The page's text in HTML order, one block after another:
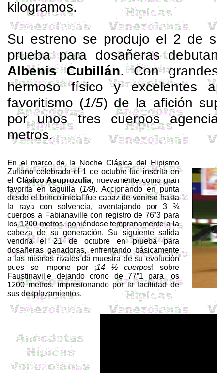
kilogramos.
Su estreno se produjo el 2 de
prueba para dosañeras
Albenis
Cubillán. Con
hermoso físico y excelentes
favoritismo (1/5) de la afición
por unos tres cuerpos
metros.
En el marco de la Noche Clásica del Hipismo
Zuliano celebrada el 1 de octubre fue inscrita en
elClásicoAsuprozulia, nuevamente como gran
favorita en taquilla (1/9). Accionando en punta
desde el brinco inicial fue capaz de venirse hasta
la raya con solvencia, aventajando por 3 ¾
cuerpos a Fabianavillecon registro de 76”3 para
los 1200 metros, poniéndose tempranamente a la
cabeza de su generación. Su siguiente salida
vendría el 21 de octubre en prueba para
dosañeras ganadoras, enfrentando básicamente
a las mismas rivales da muestra de su evolución
pues se impone por ¡14 ½ cuerpos! sobre
Faustinavilledejando crono de 77”1 para los
1200 metros, impresionando por la facilidad de
sus desplazamientos.